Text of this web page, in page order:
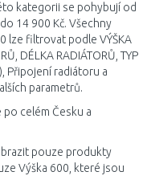
kategorii se pohybují od
14 900 Kč. Všechny
lze filtrovat podle VÝŠKA
DÉLKA RADIÁTORŮ, TYP
Připojení radiátoru a
parametrů.
celém Česku a
pouze produkty
Výška 600, které jsou